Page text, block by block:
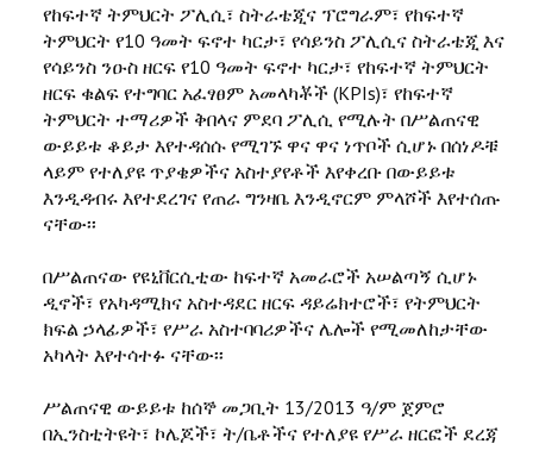
የከፍተኛ ትምህርት ፖሊሲ፣ ስትራቴጂና ፕሮግራም፣ የከፍተኛ
ትምህርት የ10 ዓመት ፍኖተ ካርታ፣ የሳይንስ ፖሊሲና ስትራቴጂ እና
የሳይንስ ንዑስ ዘርፍ የ10 ዓመት ፍኖተ ካርታ፣ የከፍተኛ ትምህርት
ዘርፍ ቁልፍ የተግባር አፈፃፀም አመላካቾች (KPIs)፣ የከፍተኛ
ትምህርት ተማሪዎች ቅበላና ምደባ ፖሊሲ የሚሉት በሥልጠናዊ
ውይይቱ ቆይታ እየተዳሰሱ የሚገኙ ዋና ዋና ነጥቦች ሲሆኑ በሰነዶቹ
ላይም የተለያዩ ጥያቄዎችና አስተያየቶች እየቀረቡ በውይይቱ
እንዲዳብሩ እየተደረገና የጠራ ግንዛቤ እንዲኖርም ምላሾች እየተሰጡ
ናቸው፡፡
በሥልጠናው የዩኒቨርሲቲው ከፍተኛ አመራሮች አሠልጣኝ ሲሆኑ
ዲኖች፣ የአካዳሚክና አስተዳደር ዘርፍ ዳይሬክተሮች፣ የትምህርት
ክፍል ኃላፊዎች፣ የሥራ አስተባባሪዎችና ሌሎች የሚመለከታቸው
አካላት እየተሳተፉ ናቸው፡፡
ሥልጠናዊ ውይይቱ ከሰኞ መጋቢት 13/2013 ዓ/ም ጀምሮ
በኢንስቲትዩት፣ ኮሌጆች፣ ት/ቤቶችና የተለያዩ የሥራ ዘርፎች ደረጃ